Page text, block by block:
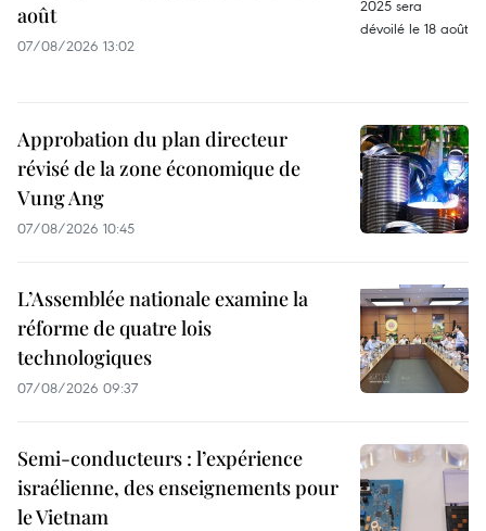
août
07/08/2026 13:02
Approbation du plan directeur
révisé de la zone économique de
Vung Ang
07/08/2026 10:45
L’Assemblée nationale examine la
réforme de quatre lois
technologiques
07/08/2026 09:37
Semi-conducteurs : l’expérience
israélienne, des enseignements pour
le Vietnam